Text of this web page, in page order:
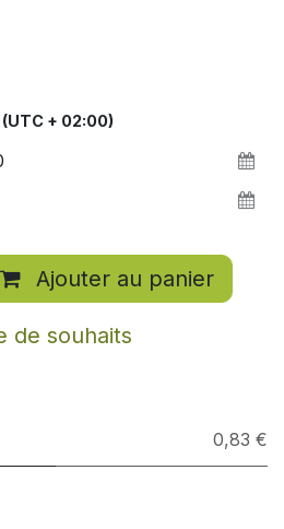
(UTC + 02:00)
Ajouter au panier
de souhaits
0,83 €